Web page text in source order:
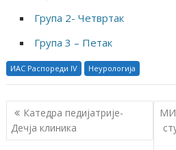
Група 2- Четвртак
Група 3 – Петак
ИАС Распореди IV Неурологија
К
р
Катедра педијатрије-
Дечја клиника